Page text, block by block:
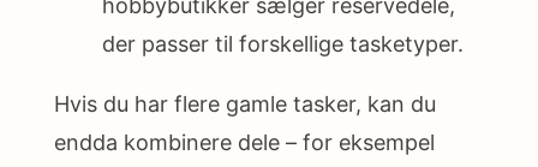
hobbybutikker sælger reservedele,
der passer til forskellige tasketyper.
Hvis du har flere gamle tasker, kan du
endda kombinere dele – for eksempel